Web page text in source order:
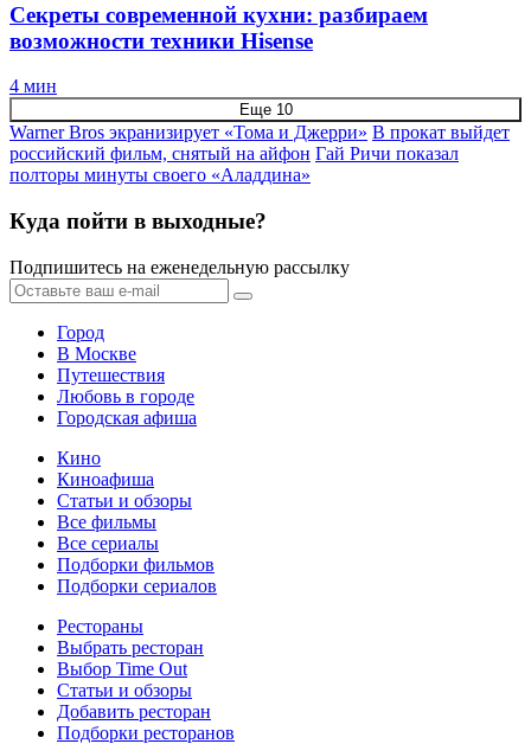
Секреты современной кухни: разбираем
возможности техники Hisense
4 мин
Еще 10
Warner Bros экранизирует «Тома и Джерри» В прокат выйдет
российский фильм, снятый на айфон Гай Ричи показал
полторы минуты своего «Аладдина»
Куда пойти в выходные?
Подпишитесь на еженедельную рассылку
Город
В Москве
Путешествия
Любовь в городе
Городская афиша
Кино
Киноафиша
Статьи и обзоры
Все фильмы
Все сериалы
Подборки фильмов
Подборки сериалов
Рестораны
Выбрать ресторан
Выбор Time Out
Статьи и обзоры
Добавить ресторан
Подборки ресторанов